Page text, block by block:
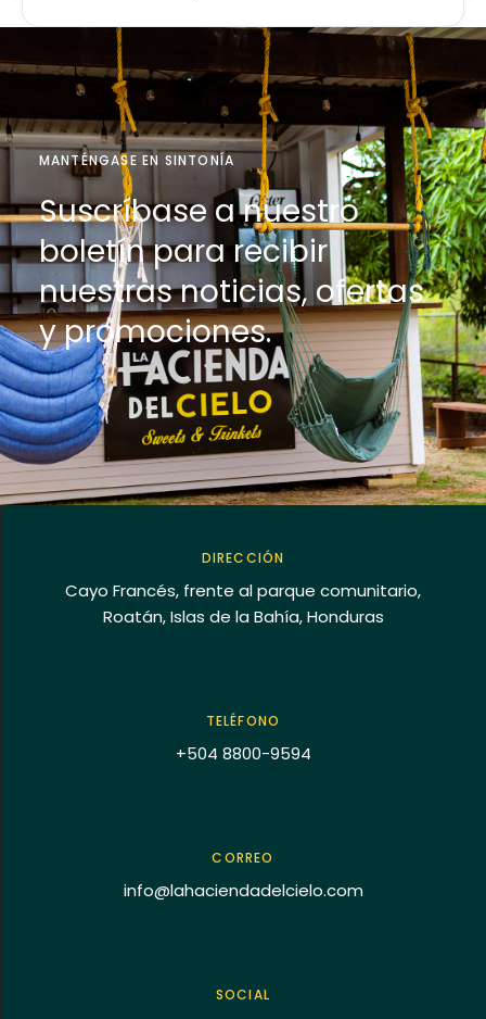
MANTÉNGASE EN SINTONÍA
Suscríbase a nuestro
boletín para recibir
nuestras noticias, ofertas
y promociones.
DIRECCIÓN
Cayo Francés, frente al parque comunitario,
Roatán, Islas de la Bahía, Honduras
TELÉFONO
+504 8800-9594
CORREO
info@lahaciendadelcielo.com
SOCIAL